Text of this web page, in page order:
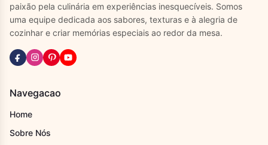
paixão pela culinária em experiências inesquecíveis. Somos
uma equipe dedicada aos sabores, texturas e à alegria de
cozinhar e criar memórias especiais ao redor da mesa.
Navegacao
Home
Sobre Nós